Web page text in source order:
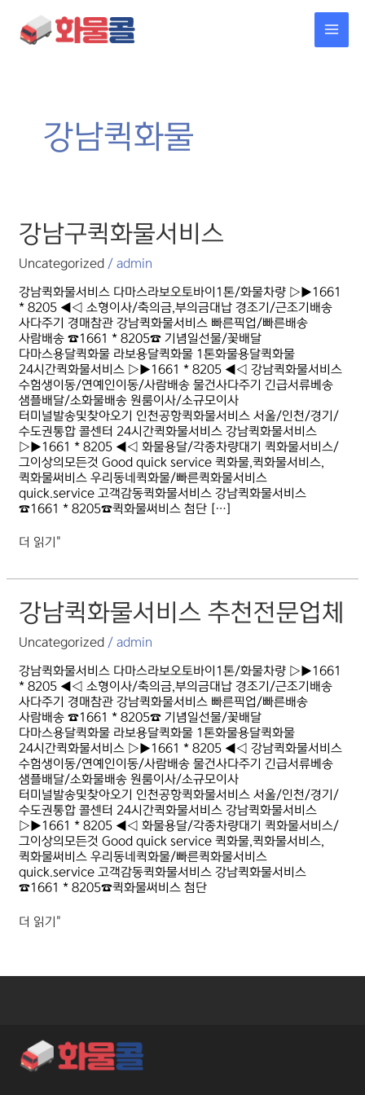
건너뛰기
강남퀵화물
강남구퀵화물서비스
Uncategorized /admin
강남퀵화물서비스 다마스라보오토바이1톤/화물차량 ▷▶1661
* 8205 ◀◁ 소형이사/축의금,부의금대납 경조기/근조기배송
사다주기 경매참관 강남퀵화물서비스 빠른픽업/빠른배송
사람배송 ☎1661 * 8205☎ 기념일선물/꽃배달
다마스용달퀵화물 라보용달퀵화물 1톤화물용달퀵화물
24시간퀵화물서비스 ▷▶1661 * 8205 ◀◁ 강남퀵화물서비스
수험생이동/연예인이동/사람배송 물건사다주기 긴급서류베송
샘플배달/소화물배송 원룸이사/소규모이사
터미널발송및찾아오기 인천공항퀵화물서비스 서울/인천/경기/
수도권통합 콜센터 24시간퀵화물서비스 강남퀵화물서비스
▷▶1661 * 8205 ◀◁ 화물용달/각종차량대기 퀵화물서비스/
그이상의모든것 Good quick service 퀵화물,퀵화물서비스,
퀵화물써비스 우리동네퀵화물/빠른퀵화물서비스
quick.service 고객감동퀵화물서비스 강남퀵화물서비스
☎1661 * 8205☎퀵화물써비스 첨단 […]
강남구퀵화물서비스
더 읽기"
강남퀵화물서비스 추천전문업체
Uncategorized /admin
강남퀵화물서비스 다마스라보오토바이1톤/화물차량 ▷▶1661
* 8205 ◀◁ 소형이사/축의금,부의금대납 경조기/근조기배송
사다주기 경매참관 강남퀵화물서비스 빠른픽업/빠른배송
사람배송 ☎1661 * 8205☎ 기념일선물/꽃배달
다마스용달퀵화물 라보용달퀵화물 1톤화물용달퀵화물
24시간퀵화물서비스 ▷▶1661 * 8205 ◀◁ 강남퀵화물서비스
수험생이동/연예인이동/사람배송 물건사다주기 긴급서류베송
샘플배달/소화물배송 원룸이사/소규모이사
터미널발송및찾아오기 인천공항퀵화물서비스 서울/인천/경기/
수도권통합 콜센터 24시간퀵화물서비스 강남퀵화물서비스
▷▶1661 * 8205 ◀◁ 화물용달/각종차량대기 퀵화물서비스/
그이상의모든것 Good quick service 퀵화물,퀵화물서비스,
퀵화물써비스 우리동네퀵화물/빠른퀵화물서비스
quick.service 고객감동퀵화물서비스 강남퀵화물서비스
☎1661 * 8205☎퀵화물써비스 첨단
강남퀵화물서비스
추천전문업체
더 읽기"